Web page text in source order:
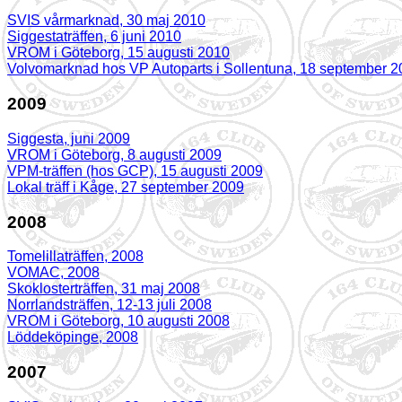
SVIS vårmarknad, 30 maj 2010
Siggestaträffen, 6 juni 2010
VROM i Göteborg, 15 augusti 2010
Volvomarknad hos VP Autoparts i Sollentuna, 18 september
2009
Siggesta, juni 2009
VROM i Göteborg, 8 augusti 2009
VPM-träffen (hos GCP), 15 augusti 2009
Lokal träff i Kåge, 27 september 2009
2008
Tomelillaträffen, 2008
VOMAC, 2008
Skoklosterträffen, 31 maj 2008
Norrlandsträffen, 12-13 juli 2008
VROM i Göteborg, 10 augusti 2008
Löddeköpinge, 2008
2007